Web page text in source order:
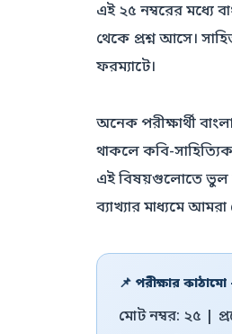
এই ২৫ নম্বরের মধ্যে
থেকে প্রশ্ন আসে।
ফরম্যাটে।
অনেক পরীক্ষার্থী
থাকলে কবি-
এই বিষয়গুলোতে ভুল
ব্যাখ্যার মাধ্যমে আমরা
📌 পরীক্ষার
মোট নম্বর: ২৫ |